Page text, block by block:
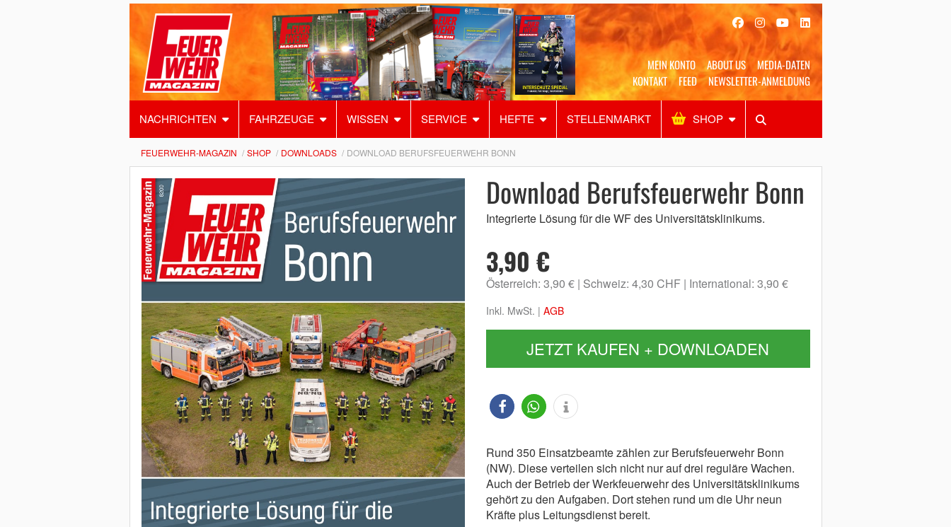
MEIN KONTO ABOUT US
MEDIA-DATEN
KONTAKT
FEED NEWSLETTER-ANMELDUNG
NACHRICHTEN FAHRZEUGE WISSEN SERVICE HEFTE STELLENMARKT SHOP
Alles Shop SUCHEN
FEUERWEHR-MAGAZIN SHOP DOWNLOADS DOWNLOAD BERUFSFEUERWEHR BONN
Download Berufsfeuerwehr Bonn
Integrierte Lösung für die WF des Universitätsklinikums.
3,90 €
Österreich: 3,90 € Schweiz: 4,30 CHF International: 3,90 €
Inkl. MwSt. | AGB
JETZT KAUFEN + DOWNLOADEN
Rund 350 Einsatzbeamte zählen zur Berufsfeuerwehr Bonn
(NW). Diese verteilen sich nicht nur auf drei reguläre Wachen.
Auch der Betrieb der Werkfeuerwehr des Universitätsklinikums
gehört zu den Aufgaben. Dort stehen rund um die Uhr neun
Kräfte plus Leitungsdienst bereit.